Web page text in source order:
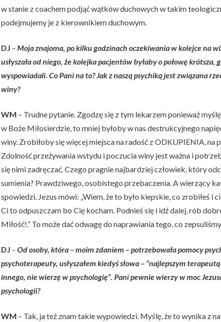
w stanie z coachem podjąć wątków duchowych w takim
podejmujemy je z kierownikiem duchowym.
DJ – Moja znajoma, po kilku godzinach oczekiwania w kolejce na
usłyszała od niego, że kolejka pacjentów byłaby o połowę krótsza,
wyspowiadali. Co Pani na to? Jak z naszą psychiką jest związana
winy?
WM – Trudne pytanie. Zgodzę się z tym lekarzem ponieważ
w Boże Miłosierdzie, to mniej byłoby w nas destrukcyjnego
winy. Zrobiłoby się więcej miejsca na radość z ODKUPIENIA, na
Zdolność przeżywania wstydu i poczucia winy jest ważna i
się nimi zadręczać. Czego pragnie najbardziej człowiek, który
sumienia? Prawdziwego, osobistego przebaczenia. A wierzący
spowiedzi. Jezus mówi: „Wiem, że to było kiepskie, co zrobiłeś i
Ci to odpuszczam bo Cię kocham. Podnieś się i idź dalej, rób
Miłość!.” To może dać odwagę do naprawiania tego, co
DJ – Od osoby, która – moim zdaniem – potrzebowała pomocy
psychoterapeuty, usłyszałem kiedyś słowa – “najlepszym
innego, nie wierzę w psychologię”. Pani pewnie wierzy w moc
psychologii?
WM – Tak, ja też znam takie wypowiedzi. Myślę, że to wynika z